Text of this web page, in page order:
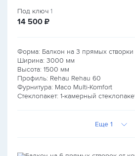
Под ключ 1
14 500 руб.
₽
Форма: Балкон на 3 прямых створки
Ширина: 3000 мм
Высота: 1500 мм
Профиль: Rehau Rehau 60
Фурнитура: Maco Multi-Komfort
Стеклопакет: 1-камерный
Еще 1